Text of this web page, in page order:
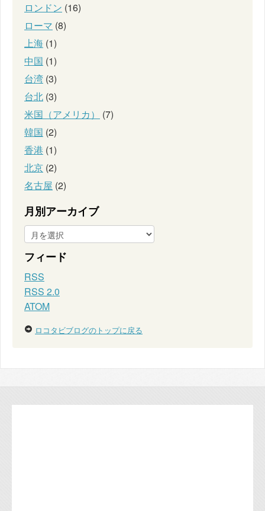
ロンドン (16)
ローマ (8)
上海 (1)
中国 (1)
台湾 (3)
台北 (3)
米国（アメリカ）
(7)
韓国 (2)
香港 (1)
北京 (2)
名古屋 (2)
月別アーカイブ
フィード
RSS
RSS 2.0
ATOM
ロコタビブログのトップに戻る